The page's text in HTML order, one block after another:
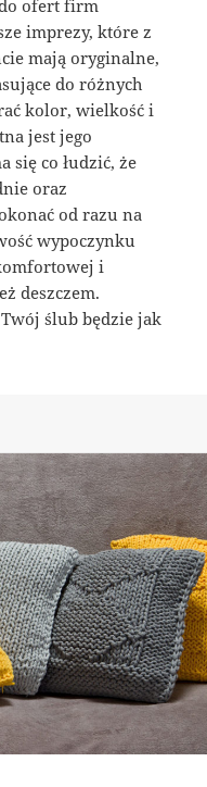
ofert firm
imprezy, które z
mają oryginalne,
do różnych
kolor, wielkość i
jest jego
się co łudzić, że
oraz
od razu na
wypoczynku
i
deszczem.
ślub będzie jak